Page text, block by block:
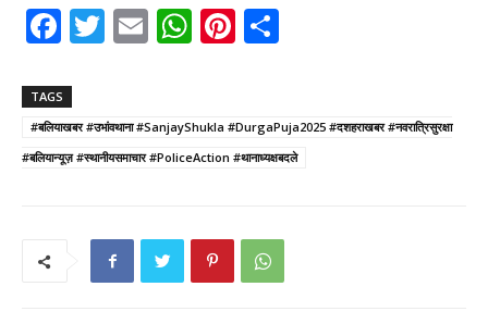
F
a
c
e
b
T
w
er
E
m
l
W
h
ts
A
p
Pi
nt
e
st
e
TAGS
#बलियाखबर #उभांवथाना #SanjayShukla #DurgaPuja2025 #दशहराखबर #नवरात्रिसुरक्षा
#बलियान्यूज़ #स्थानीयसमाचार #PoliceAction #थानाध्यक्षबदले